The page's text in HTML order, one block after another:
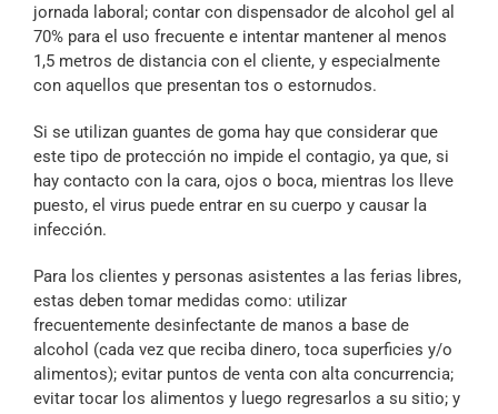
jornada laboral; contar con dispensador de alcohol gel al
70% para el uso frecuente e intentar mantener al menos
1,5 metros de distancia con el cliente, y especialmente
con aquellos que presentan tos o estornudos.
Si se utilizan guantes de goma hay que considerar que
este tipo de protección no impide el contagio, ya que, si
hay contacto con la cara, ojos o boca, mientras los lleve
puesto, el virus puede entrar en su cuerpo y causar la
infección.
Para los clientes y personas asistentes a las ferias libres,
estas deben tomar medidas como: utilizar
frecuentemente desinfectante de manos a base de
alcohol (cada vez que reciba dinero, toca superficies y/o
alimentos); evitar puntos de venta con alta concurrencia;
evitar tocar los alimentos y luego regresarlos a su sitio; y